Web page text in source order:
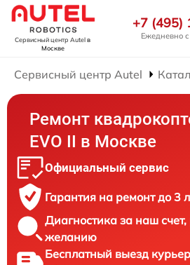
Сервисный центр Autelв
Москве
+7 (495)
Ежедневно
Сервисный центр Autel
Ремонт
EVO II в Москве
Официальный сервис
Гарантия на ремонт до 3
Диагностика за наш
желанию
Бесплатный выезд